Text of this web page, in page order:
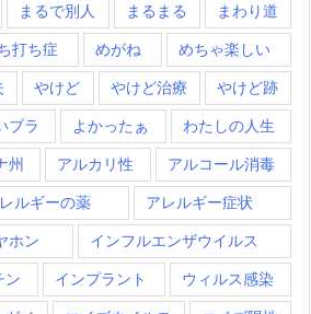
まるで別人 まるまる まわり道
打ち症 めがね めちゃ楽しい
やけど やけど治療 やけど跡
ブラ よかったぁ わたしの人生
州 アルカリ性 アルコール消毒
ルギーの薬 アレルギー症状
ホン インフルエンザウイルス
ン インプラント ウィルス感染